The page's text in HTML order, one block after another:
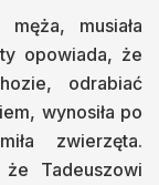
musiała
opowiada, że
odrabiać
wynosiła po
zwierzęta.
Tadeuszowi